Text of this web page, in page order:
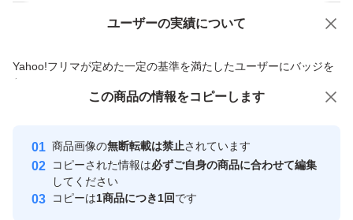
ユーザーの実績について
Yahoo!フリマが定めた一定の基準を満たしたユーザーにバッジを
付与しています
安心取引出品者
心・安全なユーザーです
取引実績
価格の相談 商品への質問
この商品の情報をコピーします
商品画像の無断転載は禁止されています
コピーされた情報は必ずご自身の商品に合わせて編集
してください
コピーは1商品につき1回です
この商品をみている人にオススメ